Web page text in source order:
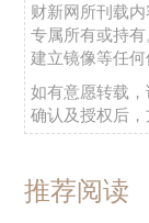
财新网所刊载
专属所有或持
建立镜像等任何
如有意愿转载
确认及授权后，
推荐阅读